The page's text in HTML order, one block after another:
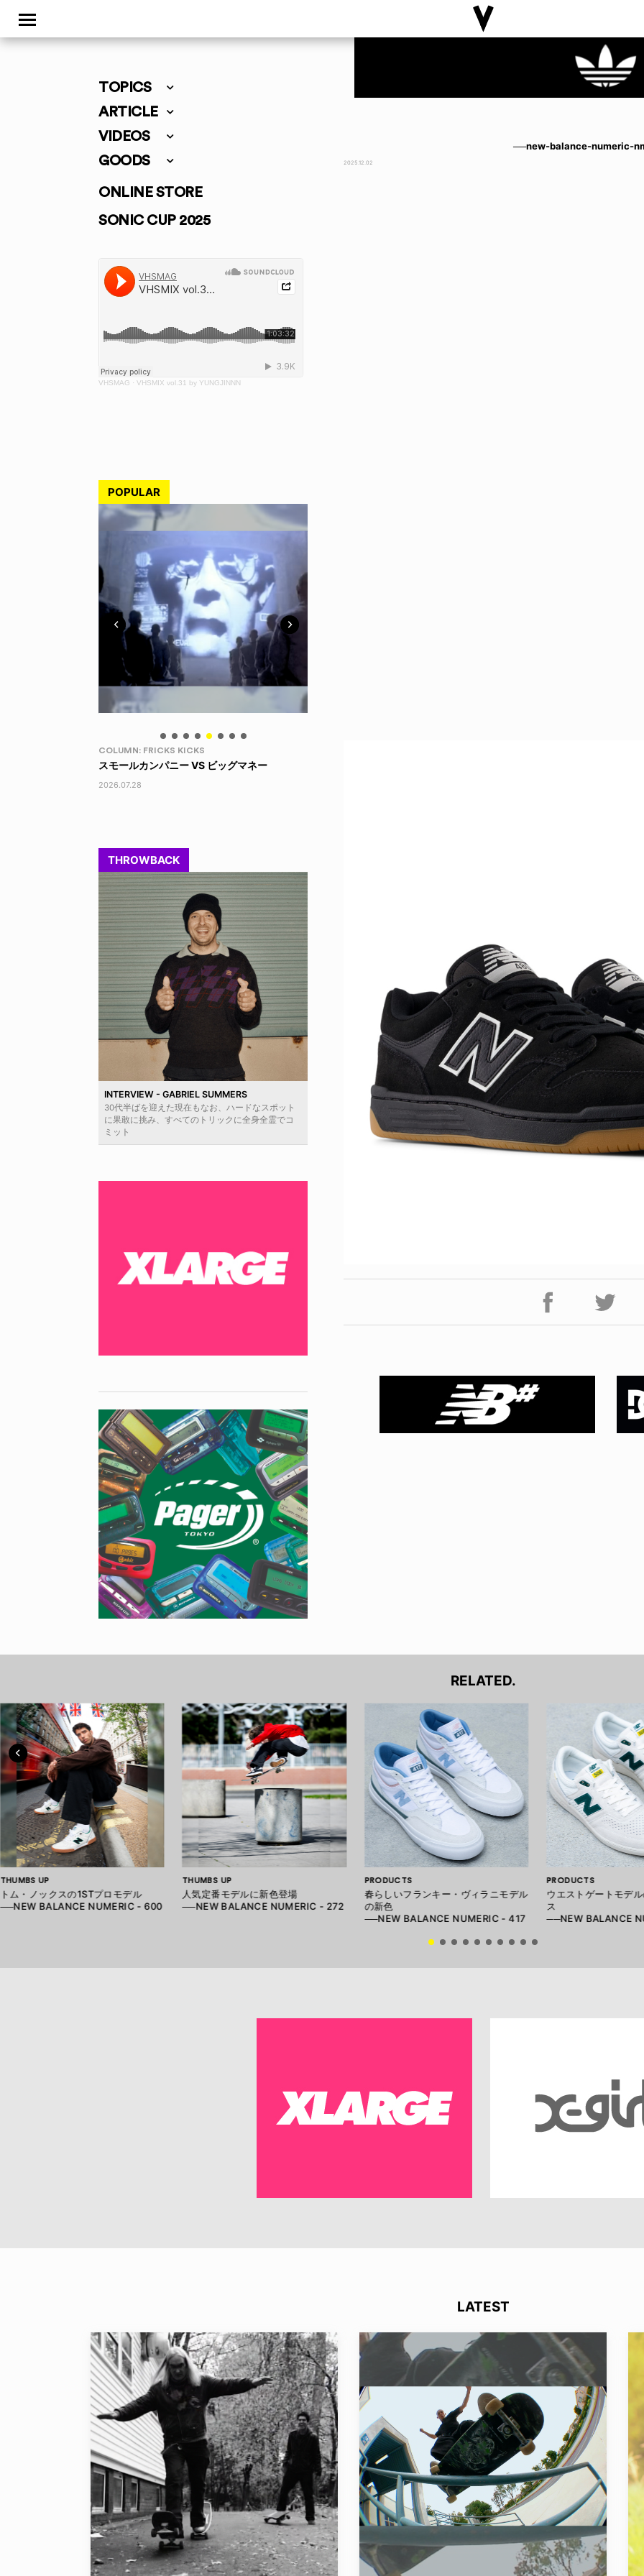
TOPICS
ARTICLE
VIDEOS
GOODS
ONLINE STORE
SONIC CUP 2025
VHSMAG · VHSMIX vol.31 by YUNGJINNN
POPULAR
LIFE HACK
LINE SOCKS
2026.08.04
THROWBACK
INTERVIEW - GABRIEL SUMMERS
30代半ばを迎えた現在もなお、ハードなスポット
に果敢に挑み、すべてのトリックに全身全霊でコ
ミット
──new-balance-numeric-
2025.12.02
RELATED.
THUMBS UP
トム・ノックスの1STプロモデル
──NEW BALANCE NUMERIC - 600
THUMBS UP
人気定番モデルに新色登場
──NEW BALANCE NUMERIC - 272
PRODUCTS
春らしいフランキー・ヴィラニモデル
の新色
──NEW BALANCE NUMERIC - 417
PRODUCTS
ウエストゲートモデ
ス
──NEW BALANCE
LATEST